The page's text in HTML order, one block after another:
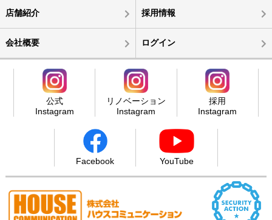
店舗紹介 採用情報
会社概要 ログイン
公式
Instagram
リノベーション
Instagram
採用
Instagram
Facebook YouTube